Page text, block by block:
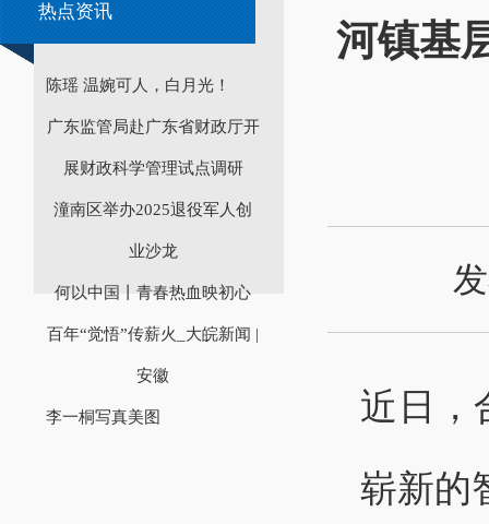
热点资讯
陈瑶 温婉可人，白月光！
广东监管局赴广东省财政厅开
展财政科学管理试点调研
潼南区举办2025退役军人创
业沙龙
何以中国丨青春热血映初心
百年“觉悟”传薪火_大皖新闻 |
安徽
李一桐写真美图
河镇基
近日，
崭新的